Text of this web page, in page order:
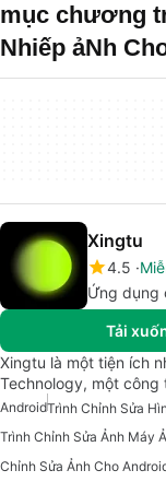
mục chương
Nhiếp ảNh
Xingtu
4.5
Ứng dụng
Tải
Xingtu là một tiện ích
Technology, một
Android
Chỉnh Sửa Ảnh Cho